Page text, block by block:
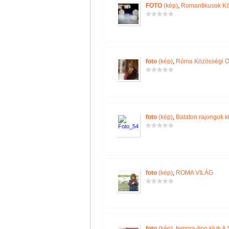
FOTO(kép), Romantikusok
foto(kép), Róma Közösségi
foto(kép), Balaton rajongok
foto(kép), ROMA VILÁG